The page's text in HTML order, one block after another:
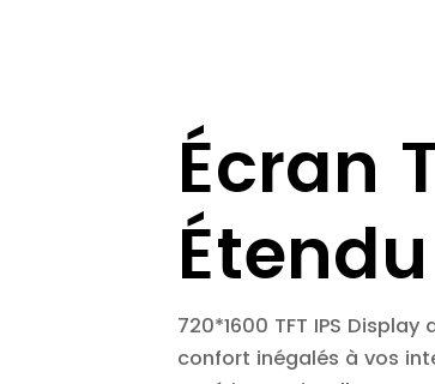
Écran
Étendu
720*1600 TFT IPS
confort inégalés à vos